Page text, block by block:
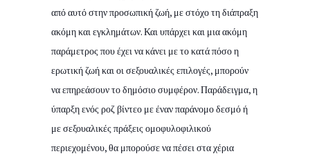
από αυτό στην προσωπική ζωή, με στόχο τη διάπραξη
ακόμη και εγκλημάτων. Και υπάρχει και μια ακόμη
παράμετρος που έχει να κάνει με το κατά πόσο η
ερωτική ζωή και οι σεξουαλικές επιλογές, μπορούν
να επηρεάσουν το δημόσιο συμφέρον. Παράδειγμα, η
ύπαρξη ενός ροζ βίντεο με έναν παράνομο δεσμό ή
με σεξουαλικές πράξεις ομοφυλοφιλικού
περιεχομένου, θα μπορούσε να πέσει στα χέρια